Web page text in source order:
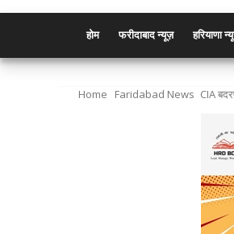
होम फरीदाबाद न्यूज़ हरियाणा
Home Faridabad News CIA